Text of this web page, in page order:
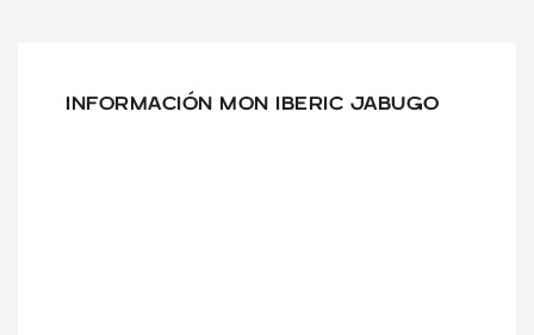
INFORMACIÓN MON IBERIC JABUGO